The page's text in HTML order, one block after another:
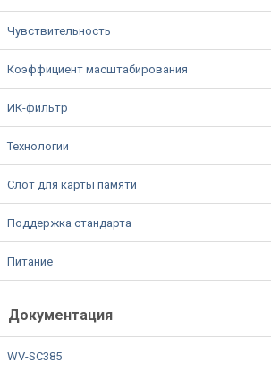
Чувствительность
Коэффициент масштабирования
ИК-фильтр
Технологии
Слот для карты памяти
Поддержка стандарта
Питание
Документация
WV-SC385